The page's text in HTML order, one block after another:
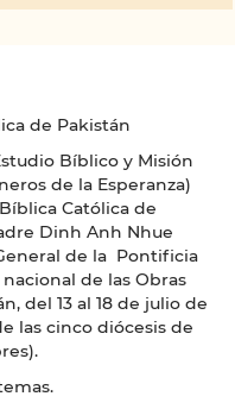
de Pakistán
Bíblico y Misión
de la Esperanza)
Católica de
Dinh Anh Nhue
de la Pontificia
de las Obras
del 13 al 18 de julio de
las cinco diócesis de